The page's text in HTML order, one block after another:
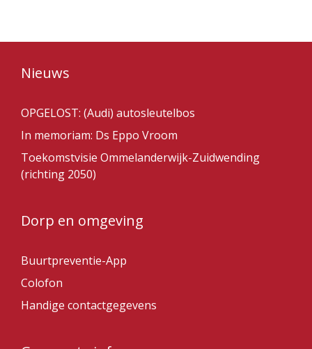
Nieuws
OPGELOST: (Audi) autosleutelbos
In memoriam: Ds Eppo Vroom
Toekomstvisie Ommelanderwijk-Zuidwending
(richting 2050)
Dorp en omgeving
Buurtpreventie-App
Colofon
Handige contactgegevens